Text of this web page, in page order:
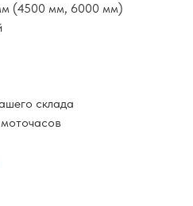
(4500 мм, 6000 мм)
склада